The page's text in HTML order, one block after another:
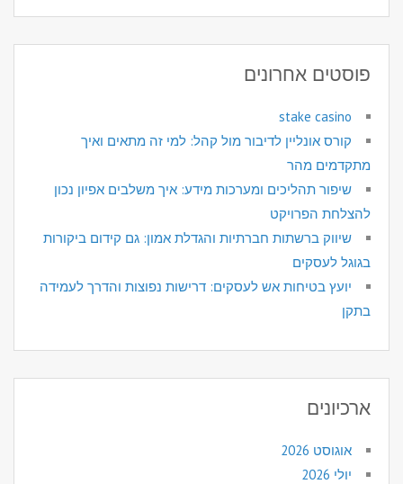
פוסטים אחרונים
stake casino
קורס אונליין לדיבור מול קהל: למי זה מתאים ואיך
מתקדמים מהר
שיפור תהליכים ומערכות מידע: איך משלבים אפיון נכון
להצלחת הפרויקט
שיווק ברשתות חברתיות והגדלת אמון: גם קידום ביקורות
בגוגל לעסקים
יועץ בטיחות אש לעסקים: דרישות נפוצות והדרך לעמידה
בתקן
ארכיונים
אוגוסט 2026
יולי 2026